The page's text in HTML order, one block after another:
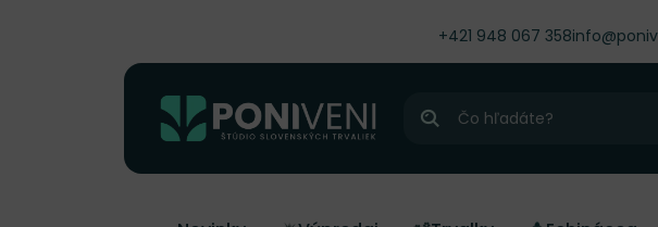
+421 948 067 358
Hľadať